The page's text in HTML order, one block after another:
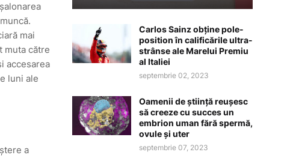
mai
muta către
accesarea
luni ale
a
Carlos Sainz obține pole-
position în calificările ultra-
strânse ale Marelui Premiu
al Italiei
septembrie 02, 2023
Oamenii de știință reușesc
să creeze cu succes un
embrion uman fără spermă,
ovule și uter
septembrie 07, 2023